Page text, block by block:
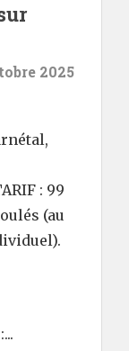
2025
: 99
(au